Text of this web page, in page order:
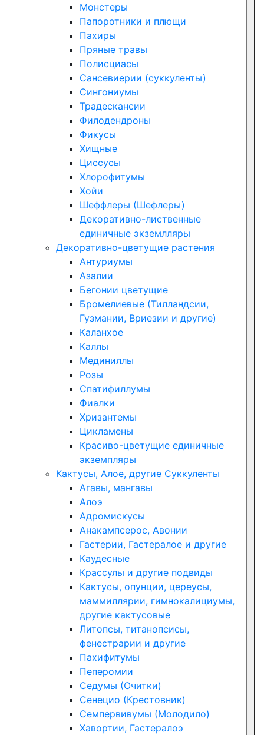
Монстеры
Папоротники и плющи
Пахиры
Пряные травы
Полисциасы
Сансевиерии (суккуленты)
Сингониумы
Традескансии
Филодендроны
Фикусы
Хищные
Циссусы
Хлорофитумы
Хойи
Шеффлеры (Шефлеры)
Декоративно-лиственные
единичные экземлляры
Декоративно-цветущие растения
Антуриумы
Азалии
Бегонии цветущие
Бромелиевые (Тилландсии,
Гузмании, Вриезии и другие)
Каланхое
Каллы
Мединиллы
Розы
Спатифиллумы
Фиалки
Хризантемы
Цикламены
Красиво-цветущие единичные
экземпляры
Кактусы, Алое, другие Суккуленты
Агавы, мангавы
Алоэ
Адромискусы
Анакампсерос, Авонии
Гастерии, Гастералое и другие
Каудесные
Крассулы и другие подвиды
Кактусы, опунции, цереусы,
маммиллярии, гимнокалициумы,
другие кактусовые
Литопсы, титанопсисы,
фенестрарии и другие
Пахифитумы
Пеперомии
Седумы (Очитки)
Сенецио (Крестовник)
Семпервивумы (Молодило)
Хавортии, Гастералоэ